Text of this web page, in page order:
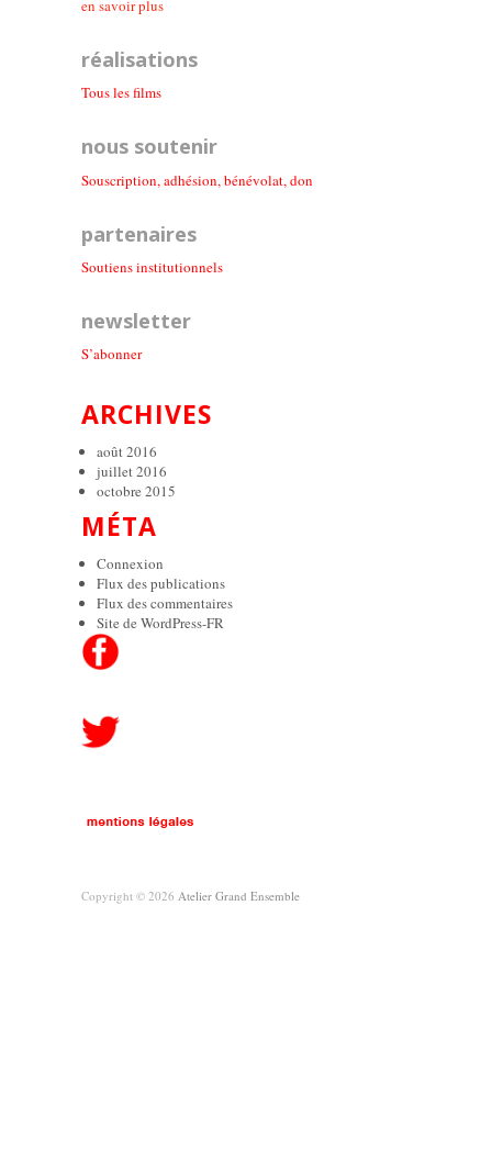
en savoir plus
réalisations
Tous les films
nous soutenir
Souscription, adhésion, bénévolat, don
partenaires
Soutiens institutionnels
newsletter
S’abonner
ARCHIVES
août 2016
juillet 2016
octobre 2015
MÉTA
Connexion
Flux des publications
Flux des commentaires
Site de WordPress-FR
Copyright © 2026 Atelier Grand Ensemble